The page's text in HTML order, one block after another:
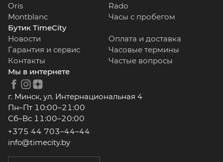
Oris
Rado
Montblanc
Часы с пробегом
Бутик TimeCity
Новости
Оплата и доставка
Гарантия и сервис
Часовые термины
Контакты
Частые вопросы
Мы в интернете
г. Минск, ул. Интернациональная 4
Пн–Пт 10:00–21:00
Сб–Вс 11:00–20:00
+375 44 703–44–44
info@timecity.by